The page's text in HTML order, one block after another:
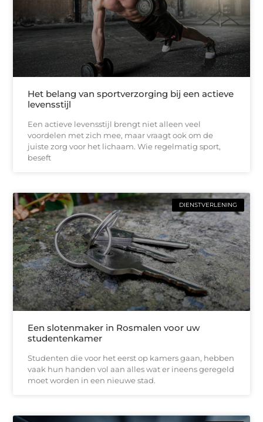
Het belang van sportverzorging bij een actieve
levensstijl
Een actieve levensstijl brengt niet alleen veel
voordelen met zich mee, maar vraagt ook om de
juiste zorg voor het lichaam. Wie regelmatig sport,
beseft
DIENSTVERLENING
Een slotenmaker in Rosmalen voor uw
studentenkamer
Studenten die voor het eerst op kamers gaan, hebben
vaak hun handen vol aan alles wat er ineens geregeld
moet worden in een nieuwe stad.